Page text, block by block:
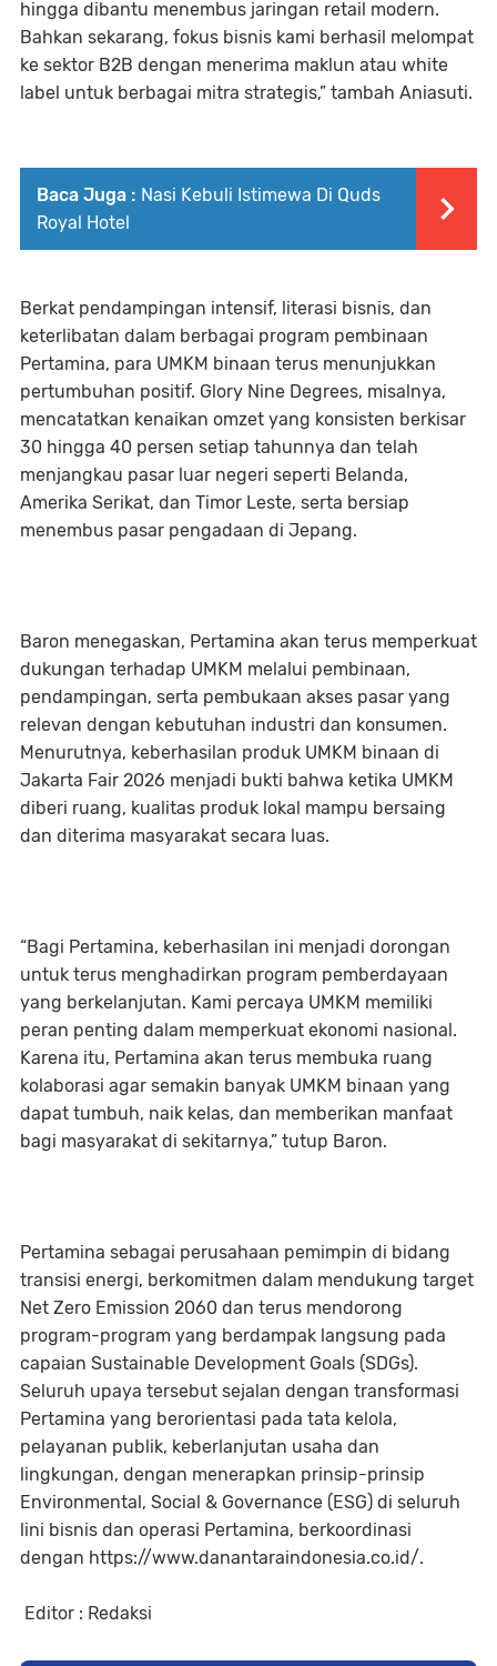
hingga dibantu menembus jaringan retail modern.
Bahkan sekarang, fokus bisnis kami berhasil melompat
ke sektor B2B dengan menerima maklun atau white
label untuk berbagai mitra strategis,” tambah Aniasuti.
Baca Juga : Nasi Kebuli Istimewa Di Quds
Royal Hotel
Berkat pendampingan intensif, literasi bisnis, dan
keterlibatan dalam berbagai program pembinaan
Pertamina, para UMKM binaan terus menunjukkan
pertumbuhan positif. Glory Nine Degrees, misalnya,
mencatatkan kenaikan omzet yang konsisten berkisar
30 hingga 40 persen setiap tahunnya dan telah
menjangkau pasar luar negeri seperti Belanda,
Amerika Serikat, dan Timor Leste, serta bersiap
menembus pasar pengadaan di Jepang.
Baron menegaskan, Pertamina akan terus memperkuat
dukungan terhadap UMKM melalui pembinaan,
pendampingan, serta pembukaan akses pasar yang
relevan dengan kebutuhan industri dan konsumen.
Menurutnya, keberhasilan produk UMKM binaan di
Jakarta Fair 2026 menjadi bukti bahwa ketika UMKM
diberi ruang, kualitas produk lokal mampu bersaing
dan diterima masyarakat secara luas.
“Bagi Pertamina, keberhasilan ini menjadi dorongan
untuk terus menghadirkan program pemberdayaan
yang berkelanjutan. Kami percaya UMKM memiliki
peran penting dalam memperkuat ekonomi nasional.
Karena itu, Pertamina akan terus membuka ruang
kolaborasi agar semakin banyak UMKM binaan yang
dapat tumbuh, naik kelas, dan memberikan manfaat
bagi masyarakat di sekitarnya,” tutup Baron.
Pertamina sebagai perusahaan pemimpin di bidang
transisi energi, berkomitmen dalam mendukung target
Net Zero Emission 2060 dan terus mendorong
program-program yang berdampak langsung pada
capaian Sustainable Development Goals (SDGs).
Seluruh upaya tersebut sejalan dengan transformasi
Pertamina yang berorientasi pada tata kelola,
pelayanan publik, keberlanjutan usaha dan
lingkungan, dengan menerapkan prinsip-prinsip
Environmental, Social & Governance (ESG) di seluruh
lini bisnis dan operasi Pertamina, berkoordinasi
dengan https://www.danantaraindonesia.co.id/.
Editor : Redaksi